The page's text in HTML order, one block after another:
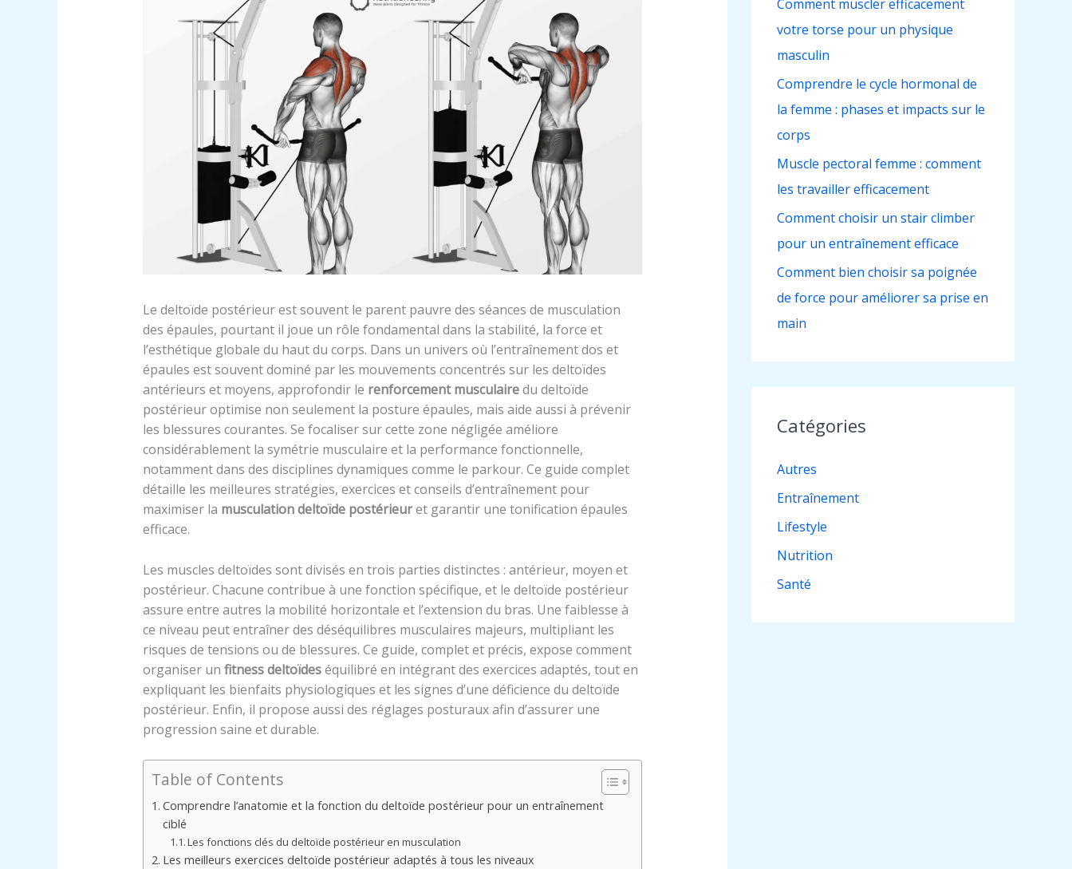
Le deltoïde postérieur est souvent le parent pauvre des séances de musculation
des épaules, pourtant il joue un rôle fondamental dans la stabilité, la force et
l’esthétique globale du haut du corps. Dans un univers où l’entraînement dos et
épaules est souvent dominé par les mouvements concentrés sur les deltoïdes
antérieurs et moyens, approfondir le renforcement musculairedu deltoïde
postérieur optimise non seulement la posture épaules, mais aide aussi à prévenir
les blessures courantes. Se focaliser sur cette zone négligée améliore
considérablement la symétrie musculaire et la performance fonctionnelle,
notamment dans des disciplines dynamiques comme le parkour. Ce guide complet
détaille les meilleures stratégies, exercices et conseils d’entraînement pour
maximiser la musculation deltoïde postérieuret garantir une tonification épaules
efficace.
Les muscles deltoïdes sont divisés en trois parties distinctes : antérieur, moyen et
postérieur. Chacune contribue à une fonction spécifique, et le deltoïde postérieur
assure entre autres la mobilité horizontale et l’extension du bras. Une faiblesse à
ce niveau peut entraîner des déséquilibres musculaires majeurs, multipliant les
risques de tensions ou de blessures. Ce guide, complet et précis, expose comment
organiser un fitness deltoïdeséquilibré en intégrant des exercices adaptés, tout en
expliquant les bienfaits physiologiques et les signes d’une déficience du deltoïde
postérieur. Enfin, il propose aussi des réglages posturaux afin d’assurer une
progression saine et durable.
Table of Contents
Comprendre l’anatomie et la fonction du deltoïde postérieur pour un entraînement
ciblé
Les fonctions clés du deltoïde postérieur en musculation
Les meilleurs exercices deltoïde postérieur adaptés à tous les niveaux
c
h
e
r
:
Comment muscler efficacement
votre torse pour un physique
masculin
Comprendre le cycle hormonal de
la femme : phases et impacts sur le
corps
Muscle pectoral femme : comment
les travailler efficacement
Comment choisir un stair climber
pour un entraînement efficace
Comment bien choisir sa poignée
de force pour améliorer sa prise en
main
Catégories
Autres
Entraînement
Lifestyle
Nutrition
Santé